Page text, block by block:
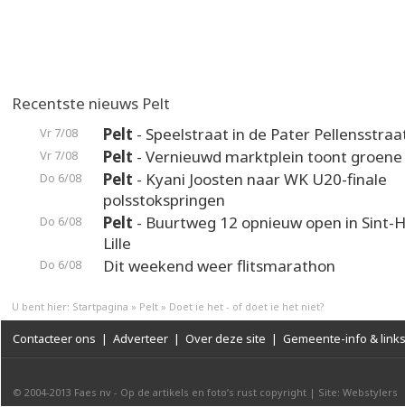
Recentste nieuws Pelt
Vr 7/08 Pelt - Speelstraat in de Pater
Vr 7/08 Pelt - Vernieuwd marktplein toont
Do 6/08 Pelt - Kyani Joosten naar WK U20-finale
polsstokspringen
Do 6/08 Pelt - Buurtweg 12 opnieuw open in Sint-
Lille
Do 6/08 Dit weekend weer flitsmarathon
U bent hier: Startpagina » Pelt » Doet ie het - of doet ie het niet?
Contacteer ons | Adverteer | Over deze site | Gemeente-info & links
© 2004-2013 Faes nv - Op de artikels en foto’s rust copyright | Site: Webstylers